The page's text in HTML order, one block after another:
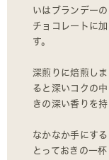
いはブランデー
チョコレートに
す。
深煎りに焙煎し
ると深いコクの
きの深い香りを
なかなか手にす
とっておきの一